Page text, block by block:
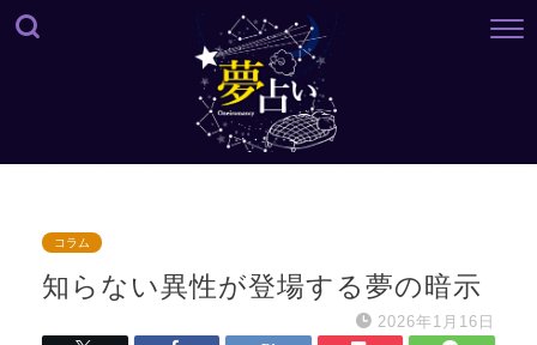
コラム
知らない異性が登場する夢の暗示
2026年1月16日